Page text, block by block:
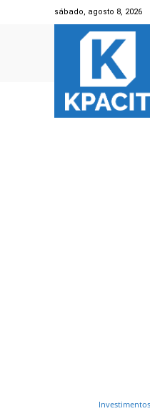
sábado, agosto 8, 2026
Investimentos